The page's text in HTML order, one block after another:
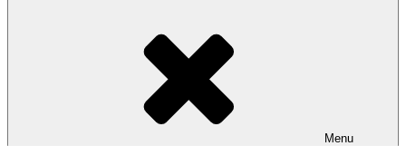
Menu